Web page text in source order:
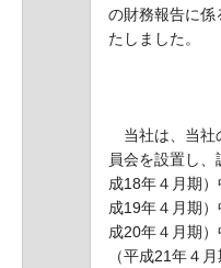
の財務報告に係
たしました。
当社は、当社
員会を設置し
成18年４月期
成19年４月期
成20年４月期
（平成21年４